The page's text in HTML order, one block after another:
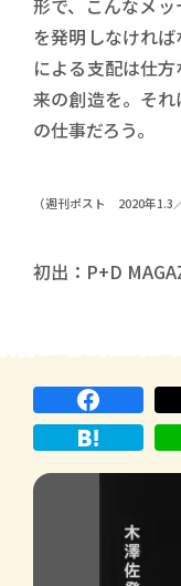
形で、こんなメ
を発明しなけれ
による支配は仕
来の創造を。そ
の仕事だろう。
（週刊ポスト 2020年1.3
初出：P+D